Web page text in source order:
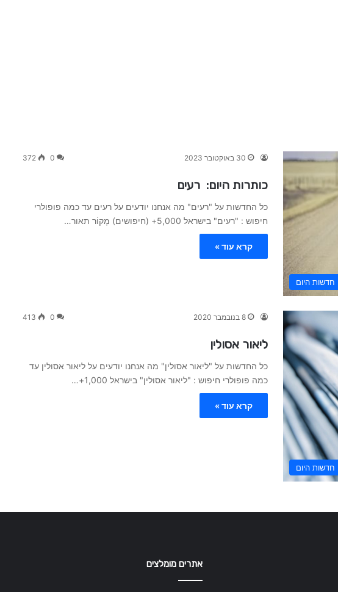
חדשות היום
30 באוקטובר 2023 0
372
כותרות היום: רעים
כל החדשות על "רעים" מה אנחנו יודעים על רעים עד כמה פופולרי
חיפוש : "רעים" בישראל 5,000+ (חיפושים) מָקוֹר תאור…
קרא עוד »
חדשות היום
8 בנובמבר 2020 0
413
ליאור אסולין
כל החדשות על "ליאור אסולין" מה אנחנו יודעים על ליאור אסולין עד
כמה פופולרי חיפוש : "ליאור אסולין" בישראל 1,000+…
קרא עוד »
אתרים מומלצים